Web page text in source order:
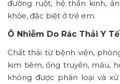
đường ruột, hệ thần kinh,
khỏe, đặc biệt ở trẻ em.
Ô Nhiễm Do Rác Thải Y Tế
Chất thải từ bệnh viện,
kim tiêm, ống truyền, máu,
không được phân loại và